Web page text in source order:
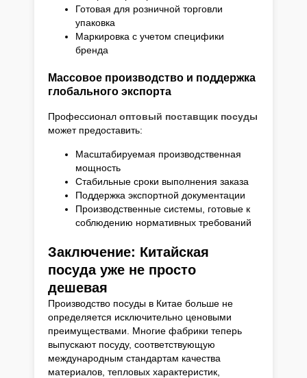
Готовая для розничной торговли
упаковка
Маркировка с учетом специфики
бренда
Массовое производство и поддержка
глобального экспорта
Профессионал оптовый поставщик посуды
может предоставить:
Масштабируемая производственная
мощность
Стабильные сроки выполнения заказа
Поддержка экспортной документации
Производственные системы, готовые к
соблюдению нормативных требований
Заключение: Китайская
посуда уже не просто
дешевая
Производство посуды в Китае больше не
определяется исключительно ценовыми
преимуществами. Многие фабрики теперь
выпускают посуду, соответствующую
международным стандартам качества
материалов, тепловых характеристик,